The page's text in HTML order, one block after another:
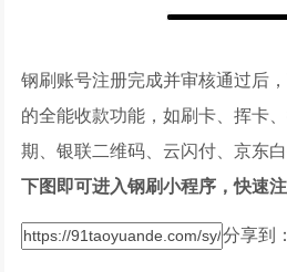
钢刷账号注册完成并审核通过后
的全能收款功能，如刷卡、挥卡
期、银联二维码、云闪付、京东
下图即可进入钢刷小程序，快速注
分享到：